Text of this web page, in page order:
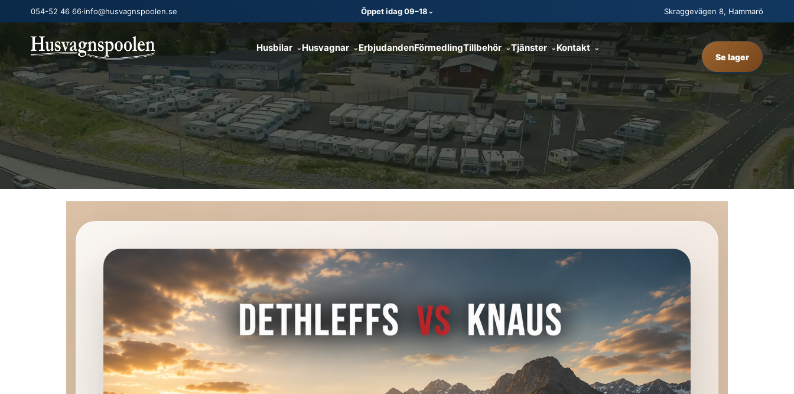
054-52 46 66·info@husvagnspoolen.se Öppet idag 09–18 ⌄ Skraggevägen 8, Hammarö
Husbilar Husvagnar ErbjudandenFörmedlingTillbehör Tjänster Kontakt
Se lager